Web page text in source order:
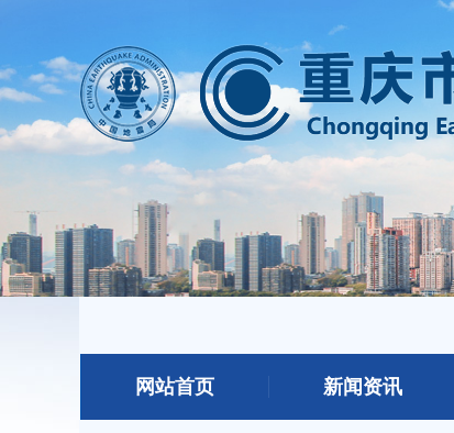
网站首页 新闻资讯